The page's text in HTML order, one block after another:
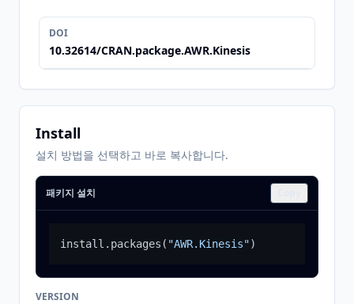
DOI
10.32614/CRAN.package.AWR.Kinesis
Install
설치 방법을 선택하고 바로 복사합니다.
패키지 설치
install.packages ( "AWR.Kinesis")
VERSION